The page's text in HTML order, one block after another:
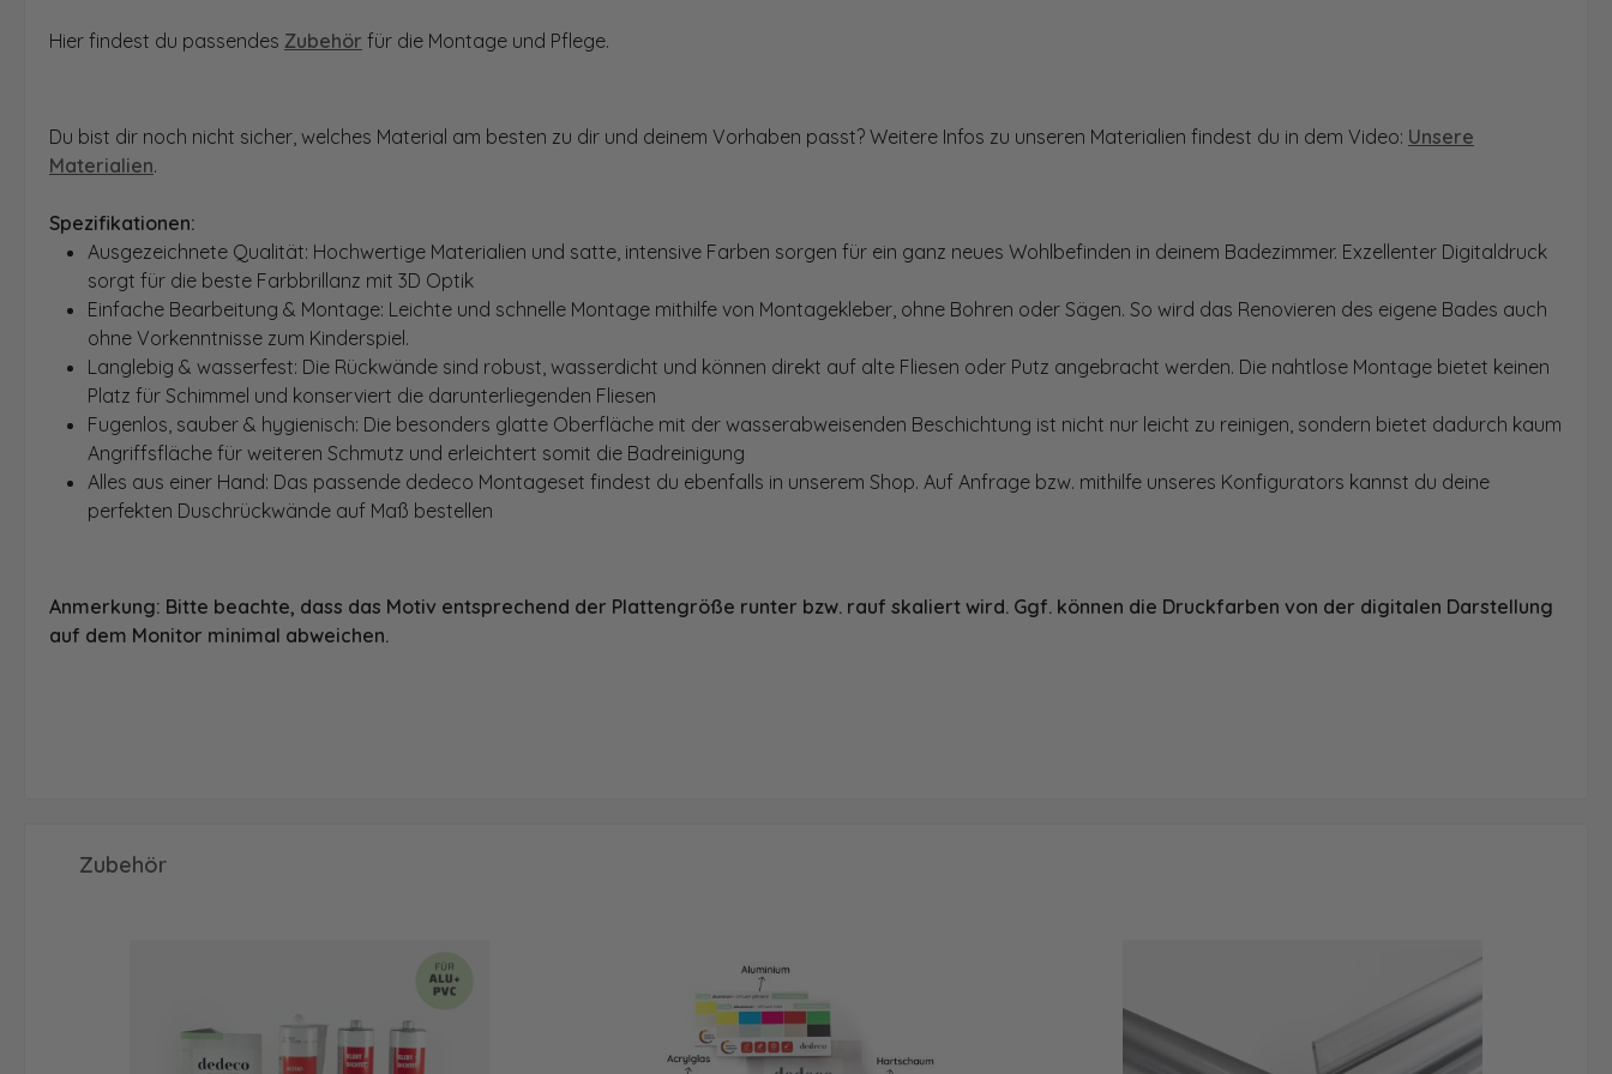
Hier findest du passendes Zubehör für die Montage und Pflege.
Du bist dir noch nicht sicher, welches Material am besten zu dir und deinem Vorhaben passt? Weitere Infos zu unseren Materialien findest du in dem Video: Unsere
Materialien.
Spezifikationen:
Ausgezeichnete Qualität: Hochwertige Materialien und satte, intensive Farben sorgen für ein ganz neues Wohlbefinden in deinem Badezimmer. Exzellenter Digitaldruck
sorgt für die beste Farbbrillanz mit 3D Optik
Einfache Bearbeitung & Montage: Leichte und schnelle Montage mithilfe von Montagekleber, ohne Bohren oder Sägen. So wird das Renovieren des eigene Bades auch
ohne Vorkenntnisse zum Kinderspiel.
Langlebig & wasserfest: Die Rückwände sind robust, wasserdicht und können direkt auf alte Fliesen oder Putz angebracht werden. Die nahtlose Montage bietet keinen
Platz für Schimmel und konserviert die darunterliegenden Fliesen
Fugenlos, sauber & hygienisch: Die besonders glatte Oberfläche mit der wasserabweisenden Beschichtung ist nicht nur leicht zu reinigen, sondern bietet dadurch kaum
Angriffsfläche für weiteren Schmutz und erleichtert somit die Badreinigung
Alles aus einer Hand: Das passende dedeco Montageset findest du ebenfalls in unserem Shop. Auf Anfrage bzw. mithilfe unseres Konfigurators kannst du deine
perfekten Duschrückwände auf Maß bestellen
Anmerkung: Bitte beachte, dass das Motiv entsprechend der Plattengröße runter bzw. rauf skaliert wird. Ggf. können die Druckfarben von der digitalen Darstellung
auf dem Monitor minimal abweichen.
Produktgalerie überspringen
Zubehör